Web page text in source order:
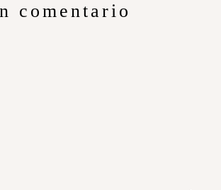
comentario